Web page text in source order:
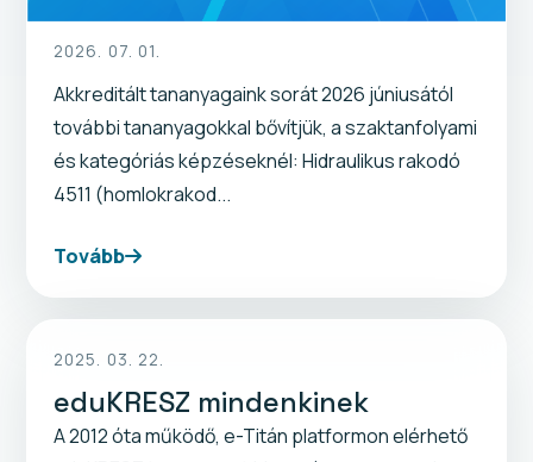
2026. 07. 01.
Akkreditált tananyagaink sorát 2026 júniusától
további tananyagokkal bővítjük, a szaktanfolyami
és kategóriás képzéseknél: Hidraulikus rakodó
4511 (homlokrakod...
Tovább
2025. 03. 22.
eduKRESZ mindenkinek
A 2012 óta működő, e-Titán platformon elérhető